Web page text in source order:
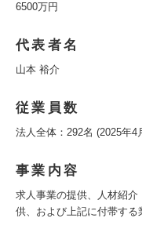
6500万円
代表者名
山本 裕介
従業員数
法人全体：292名 (2025年4
事業内容
求人事業の提供、人材紹
供、および上記に付帯する